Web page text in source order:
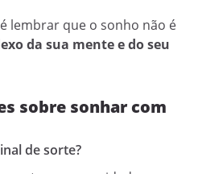
lembrar que o sonho não é
da sua mente e do seu
sobre sonhar com
de sorte?